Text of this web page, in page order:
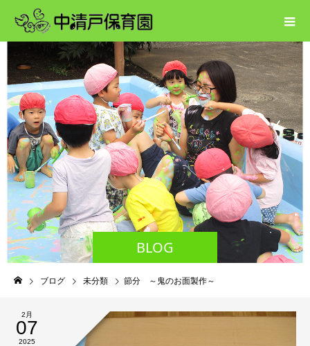
BLOG
ブログ 未分類 節分 ～鬼のお面製作～
2月
07
2025